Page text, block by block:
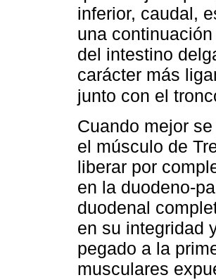
inferior, caudal,
una
del intestino
carácter más
junto con el
Cuando mejor
el músculo de
liberar por
en la duodeno-
duodenal
en su integridad
pegado a la
musculares